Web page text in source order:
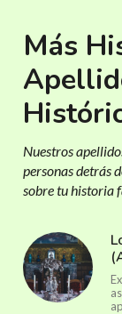
Más
Nuestros
personas detrás
sobre tu historia